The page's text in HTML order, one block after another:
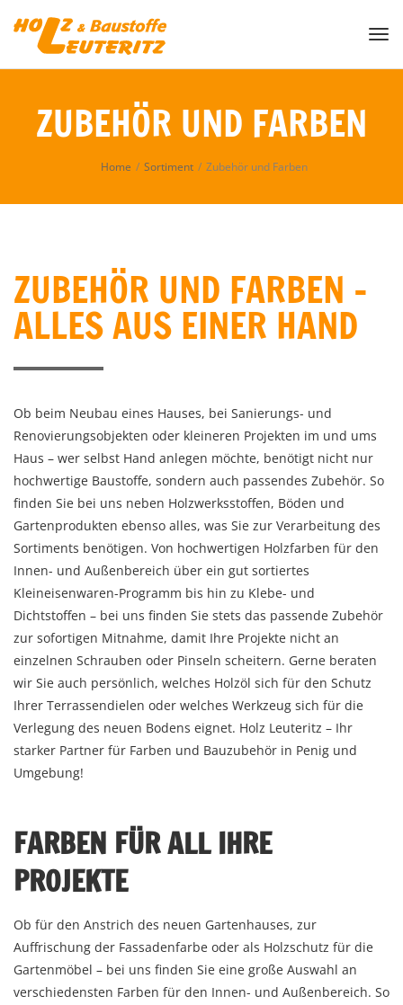
ZUBEHÖR UND FARBEN
Home / Sortiment / Zubehör und Farben
ZUBEHÖR UND FARBEN –
ALLES AUS EINER HAND
Ob beim Neubau eines Hauses, bei Sanierungs- und
Renovierungsobjekten oder kleineren Projekten im und ums
Haus – wer selbst Hand anlegen möchte, benötigt nicht nur
hochwertige Baustoffe, sondern auch passendes Zubehör. So
finden Sie bei uns neben Holzwerksstoffen, Böden und
Gartenprodukten ebenso alles, was Sie zur Verarbeitung des
Sortiments benötigen. Von hochwertigen Holzfarben für den
Innen- und Außenbereich über ein gut sortiertes
Kleineisenwaren-Programm bis hin zu Klebe- und
Dichtstoffen – bei uns finden Sie stets das passende Zubehör
zur sofortigen Mitnahme, damit Ihre Projekte nicht an
einzelnen Schrauben oder Pinseln scheitern. Gerne beraten
wir Sie auch persönlich, welches Holzöl sich für den Schutz
Ihrer Terrassendielen oder welches Werkzeug sich für die
Verlegung des neuen Bodens eignet. Holz Leuteritz – Ihr
starker Partner für Farben und Bauzubehör in Penig und
Umgebung!
FARBEN FÜR ALL IHRE
PROJEKTE
Ob für den Anstrich des neuen Gartenhauses, zur
Auffrischung der Fassadenfarbe oder als Holzschutz für die
Gartenmöbel – bei uns finden Sie eine große Auswahl an
verschiedensten Farben für den Innen- und Außenbereich. So